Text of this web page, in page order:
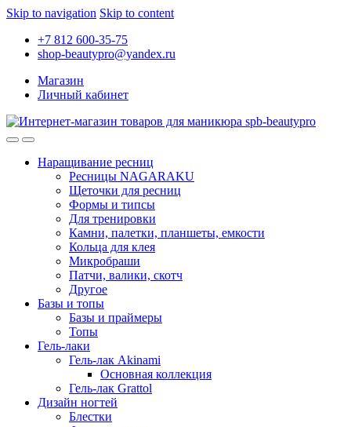
Skip to navigation Skip to content
+7 812 600-35-75
shop-beautypro@yandex.ru
Магазин
Личный кабинет
Наращивание ресниц
Ресницы NAGARAKU
Щеточки для ресниц
Формы и типсы
Для тренировки
Камни, палетки, планшеты, емкости
Кольца для клея
Микробраши
Патчи, валики, скотч
Другое
Базы и топы
Базы и праймеры
Топы
Гель-лаки
Гель-лак Akinami
Основная коллекция
Гель-лак Grattol
Дизайн ногтей
Блестки